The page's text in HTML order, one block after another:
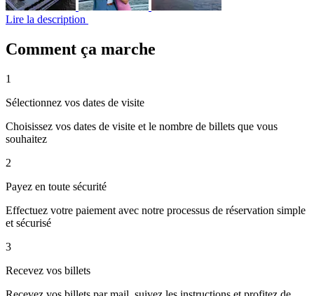
Lire la description
Comment ça marche
1
Sélectionnez vos dates de visite
Choisissez vos dates de visite et le nombre de billets que vous
souhaitez
2
Payez en toute sécurité
Effectuez votre paiement avec notre processus de réservation simple
et sécurisé
3
Recevez vos billets